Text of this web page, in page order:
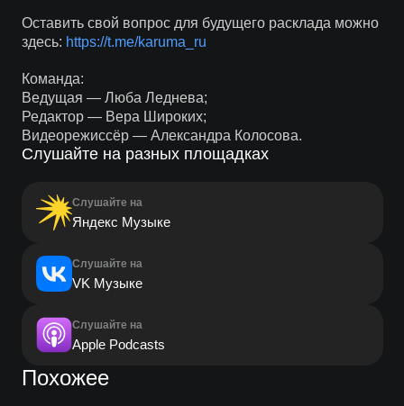
Оставить свой вопрос для будущего расклада можно
здесь: https://t.me/karuma_ru
Команда:
Ведущая — Люба Леднева;
Редактор — Вера Широких;
Видеорежиссёр — Александра Колосова.
Слушайте на разных площадках
Слушайте на
Яндекс Музыке
Слушайте на
VK Музыке
Слушайте на
Apple Podcasts
Похожее